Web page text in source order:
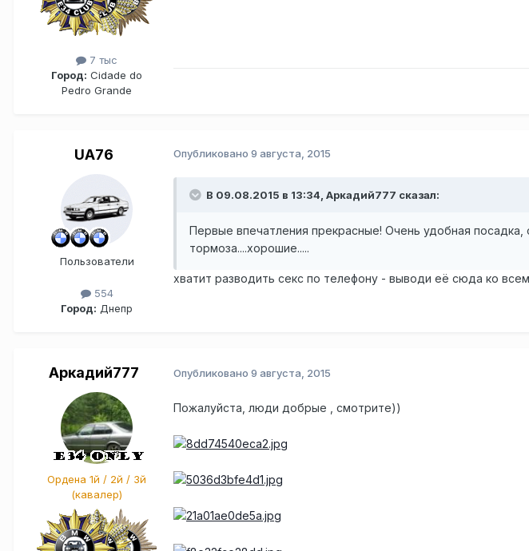
7 тыс
Город: Cidade do
Pedro Grande
UA76
Пользователи
554
Город: Днепр
Опубликовано 9 августа, 2015
В 09.08.2015 в 13:34, Аркадий777 сказал:
Первые впечатления прекрасные! Очень удобная посадка,
тормоза....хорошие.....
хватит разводить секс по телефону - выводи её сюда ко
Аркадий777
Ордена 1й / 2й / 3й
(кавалер)
Опубликовано 9 августа, 2015
Пожалуйста, люди добрые , смотрите))